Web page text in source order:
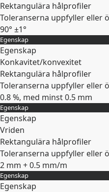
Rektangulära hålprofiler
Toleranserna uppfyller eller
90° ±1°
Expandera
Egenskap
Egenskap
Konkavitet/konvexitet
Rektangulära hålprofiler
Toleranserna uppfyller eller
0.8 %, med minst 0.5 mm
Expandera
Egenskap
Egenskap
Vriden
Rektangulära hålprofiler
Toleranserna uppfyller eller
2 mm + 0.5 mm/m
Expandera
Egenskap
Egenskap